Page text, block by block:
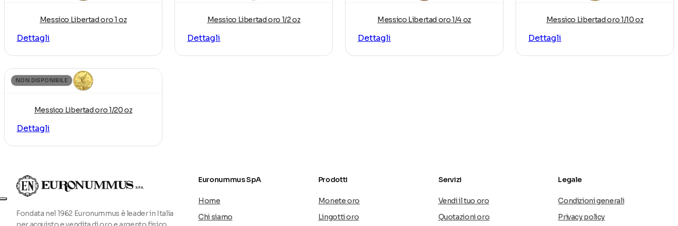
dell’Indipendenza del Messico (1810–1910). Questa scelta iconografica collega la Libertad alla tradizione nazionale e
ne rafforza il significato simbolico, rendendola una delle emissioni auree più rappresentative dell’America Latina.
Messico Libertad oro 1 oz
Dettagli
Messico Libertad oro 1/2 oz
Dettagli
Messico Libertad oro 1/4 oz
Dettagli
Messico Libertad oro 1/10 oz
Dettagli
NON DISPONIBILE
Messico Libertad oro 1/20 oz
Dettagli
Fondata nel 1962 Euronummus è leader in Italia
Euronummus SpA
Home
Chi siamo
Prodotti
Monete oro
Lingotti oro
Servizi
Vendi il tuo oro
Quotazioni oro
Legale
Condizioni generali
Privacy policy